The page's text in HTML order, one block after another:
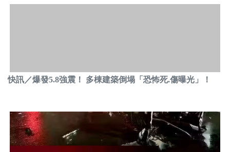
快訊／爆發5.8強震！ 多棟建築倒塌「恐怖死.傷曝光」！